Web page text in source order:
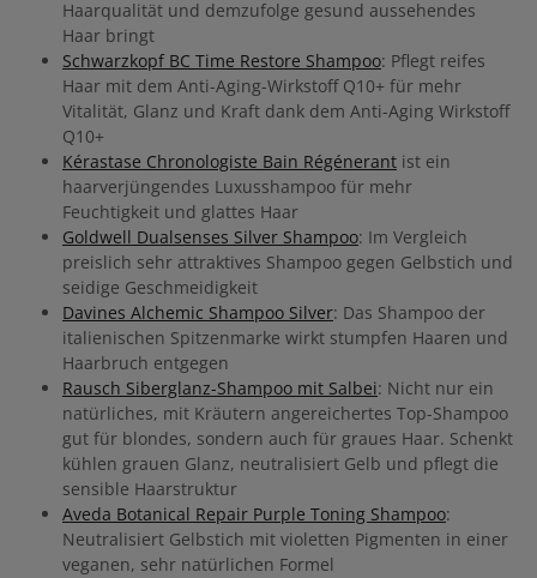
Haarqualität und demzufolge gesund aussehendes
Haar bringt
Schwarzkopf BC Time Restore Shampoo: Pflegt reifes
Haar mit dem Anti-Aging-Wirkstoff Q10+ für mehr
Vitalität, Glanz und Kraft dank dem Anti-Aging Wirkstoff
Q10+
Kérastase Chronologiste Bain Régénerant ist ein
haarverjüngendes Luxusshampoo für mehr
Feuchtigkeit und glattes Haar
Goldwell Dualsenses Silver Shampoo: Im Vergleich
preislich sehr attraktives Shampoo gegen Gelbstich und
seidige Geschmeidigkeit
Davines Alchemic Shampoo Silver: Das Shampoo der
italienischen Spitzenmarke wirkt stumpfen Haaren und
Haarbruch entgegen
Rausch Siberglanz-Shampoo mit Salbei: Nicht nur ein
natürliches, mit Kräutern angereichertes Top-Shampoo
gut für blondes, sondern auch für graues Haar. Schenkt
kühlen grauen Glanz, neutralisiert Gelb und pflegt die
sensible Haarstruktur
Aveda Botanical Repair Purple Toning Shampoo:
Neutralisiert Gelbstich mit violetten Pigmenten in einer
veganen, sehr natürlichen Formel